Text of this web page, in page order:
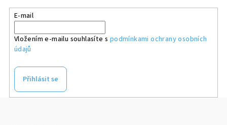
E-mail
Vložením e-mailu souhlasíte s podmínkami ochrany osobních
údajů
Přihlásit se